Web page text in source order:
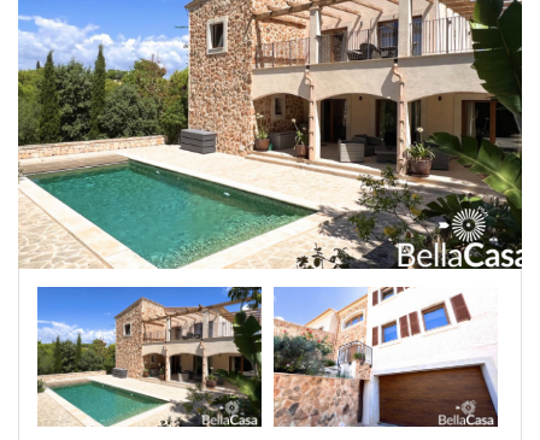
|-Zamora
Castilla-La Mancha
|-Albacete
|-Cuenca
|-Toledo
Cataluña